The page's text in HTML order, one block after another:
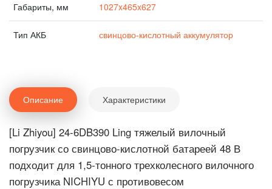
Габариты, мм 1027x465x627
Тип АКБ свинцово-кислотный аккумулятор
Описание Характеристики
[Li Zhiyou] 24-6DB390 Ling тяжелый вилочный
погрузчик со свинцово-кислотной батареей 48 В
подходит для 1,5-тонного трехколесного вилочного
погрузчика NICHIYU с противовесом